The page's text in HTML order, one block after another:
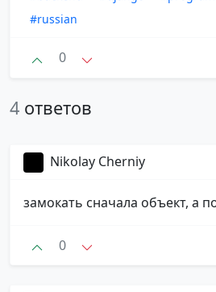
#russian
0
4 ответов
Nikolay Cherniy
замокать сначала объект, а
0